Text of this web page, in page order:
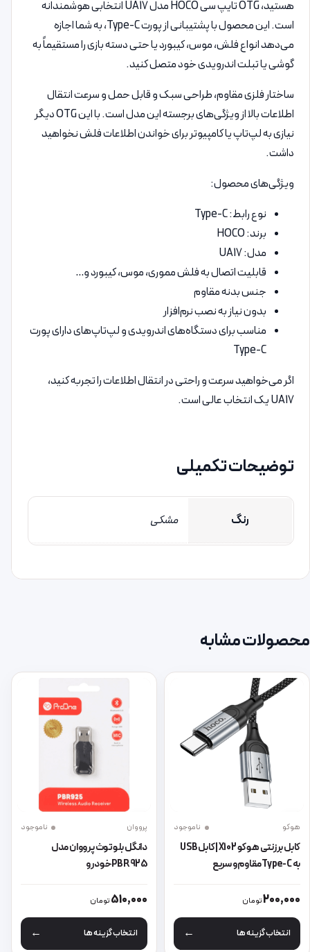
هستید، OTG تایپ سی HOCO مدل UA17 انتخابی هوشمندانه
است. این محصول با پشتیبانی از پورت Type-C، به شما اجازه
می‌دهد انواع فلش، موس، کیبورد یا حتی دسته بازی را مستقیماً به
گوشی یا تبلت اندرویدی خود متصل کنید.
ساختار فلزی مقاوم، طراحی سبک و قابل حمل و سرعت انتقال
اطلاعات بالا از ویژگی‌های برجسته این مدل است. با این OTG دیگر
نیازی به لپ‌تاپ یا کامپیوتر برای خواندن اطلاعات فلش نخواهید
داشت.
ویژگی‌های محصول:
نوع رابط: Type-C
برند: HOCO
مدل: UA17
قابلیت اتصال به فلش مموری، موس، کیبورد و…
جنس بدنه مقاوم
بدون نیاز به نصب نرم‌افزار
مناسب برای دستگاه‌های اندرویدی و لپ‌تاپ‌های دارای پورت
Type-C
اگر می‌خواهید سرعت و راحتی در انتقال اطلاعات را تجربه کنید،
UA17 یک انتخاب عالی است.
توضیحات تکمیلی
رنگ مشکی
محصولات مشابه
هوکو ناموجود
کابل برزنتی هوکو X102 | کابل USB
به Type-C مقاوم و سریع
200,000تومان
انتخاب گزینه ها
این محصول دارای انواع مختلفی می باشد. گزینه ها ممکن است در
پرووان ناموجود
دانگل بلوتوث پرووان مدل
PBR925خودرو
510,000تومان
انتخاب گزینه ها
این محصول دارای انواع